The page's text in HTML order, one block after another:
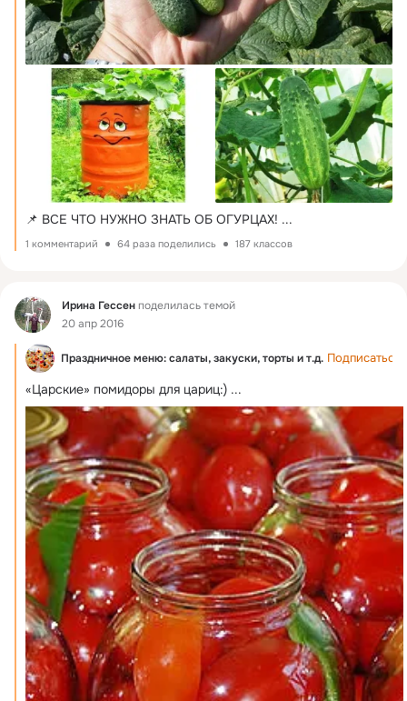
📌 ВСЕ ЧТО НУЖНО ЗНАТЬ ОБ ОГУРЦАХ! ...
1 комментарий 64 раза поделились 187 классов
Фид Ирина Гессенподелилась темой
20 апр 2016
Праздничное меню: салаты, закуски, торты и т.д. Подписаться
«Царские» помидоры для цариц:) ...